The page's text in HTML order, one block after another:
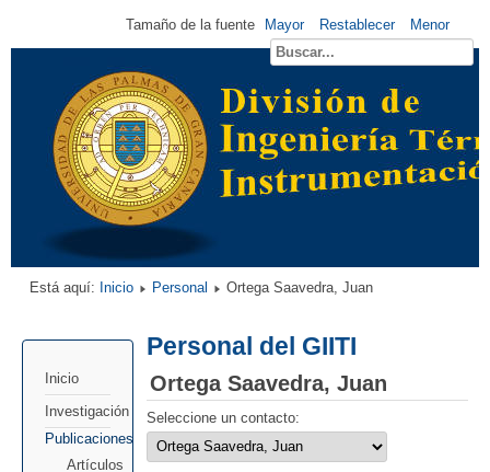
Tamaño de la fuente Mayor Restablecer Menor
Está aquí: Inicio Personal Ortega Saavedra, Juan
Inicio
Investigación
Publicaciones
Artículos
Personal del GIITI
Ortega Saavedra, Juan
Seleccione un contacto: